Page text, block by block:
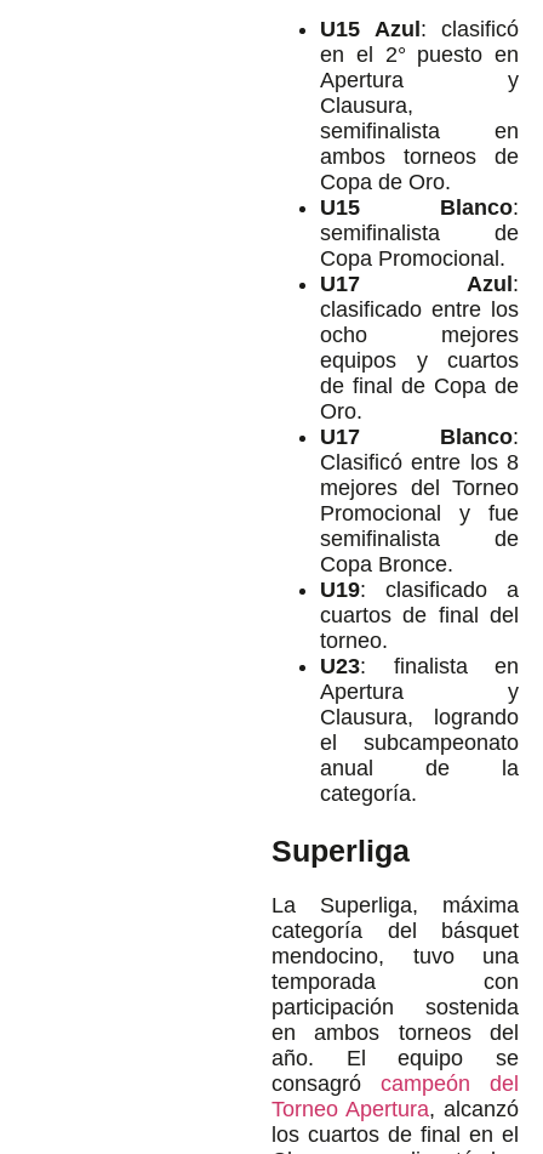
U15 Azul: clasificó
en el 2° puesto en
Apertura y
Clausura,
semifinalista en
ambos torneos de
Copa de Oro.
U15 Blanco:
semifinalista de
Copa Promocional.
U17 Azul:
clasificado entre los
ocho mejores
equipos y cuartos
de final de Copa de
Oro.
U17 Blanco:
Clasificó entre los 8
mejores del Torneo
Promocional y fue
semifinalista de
Copa Bronce.
U19: clasificado a
cuartos de final del
torneo.
U23: finalista en
Apertura y
Clausura, logrando
el subcampeonato
anual de la
categoría.
Superliga
La Superliga, máxima
categoría del básquet
mendocino, tuvo una
temporada con
participación sostenida
en ambos torneos del
año. El equipo se
consagró campeón del
Torneo Apertura, alcanzó
los cuartos de final en el